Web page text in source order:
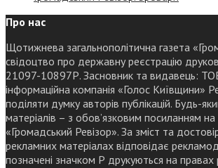
Про нас
Щотижнева загальнополітична газета
свідоцтво про державну реєстрацію
21097-10897Р. Засновник та видавець:
інформаційна компанія «Голос Київщини»
поділяти думку авторів публікацій. Будь-
матеріалів – з обов’язковим посиланням на
«Громадський Ревізор». За зміст та
рекламних матеріалах відповідає
позначені значком Р друкуються на правах